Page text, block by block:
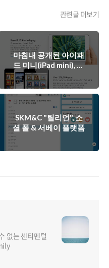
관련글 더보기
마침내 공개된 아이패
드 미니(iPad mini), 한
국 1차 출시국 포함!
SKM&C "틸리언", 소
셜 폴 & 서베이 플랫폼
없는 센티멘털